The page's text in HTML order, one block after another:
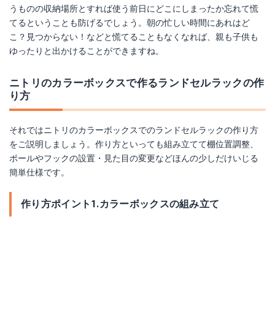
うものの収納場所とすれば使う前日にどこにしまったか忘れて慌
てるということも防げるでしょう。朝の忙しい時間にあれはど
こ？見つからない！などと慌てることもなくなれば、親も子供も
ゆったりと出かけることができますね。
ニトリのカラーボックスで作るランドセルラックの作
り方
それではニトリのカラーボックスでのランドセルラックの作り方
をご説明しましょう。作り方といっても組み立てて棚位置調整、
ポールやフックの設置・見た目の変更などほんの少しだけいじる
簡単仕様です。
作り方ポイント1.カラーボックスの組み立て